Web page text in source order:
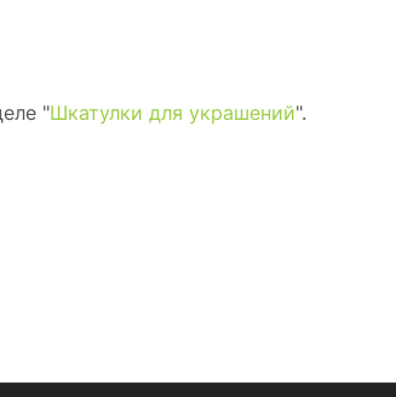
"Шкатулки для украшений".